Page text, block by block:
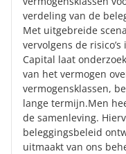
verdeling van de
Met uitgebreide
vervolgens de
Capital laat
van het vermogen
vermogensklassen,
lange termijn.Men
de samenleving.
beleggingsbeleid
uitmaakt van ons